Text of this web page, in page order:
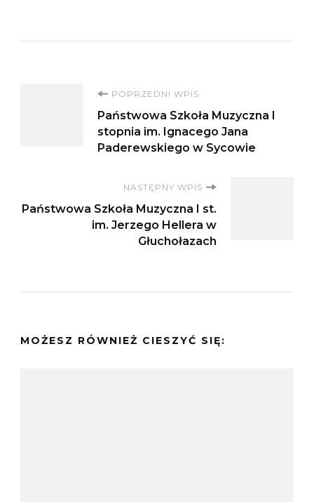
Nawigacja
wpisu
POPRZEDNI WPIS
Państwowa Szkoła Muzyczna I
stopnia im. Ignacego Jana
Paderewskiego w Sycowie
NASTĘPNY WPIS
Państwowa Szkoła Muzyczna I st.
im. Jerzego Hellera w
Głuchołazach
MOŻESZ RÓWNIEŻ CIESZYĆ SIĘ: